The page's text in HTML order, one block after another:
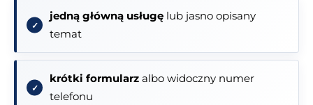
jedną główną usługę lub jasno opisany
temat
krótki formularz albo widoczny numer
telefonu